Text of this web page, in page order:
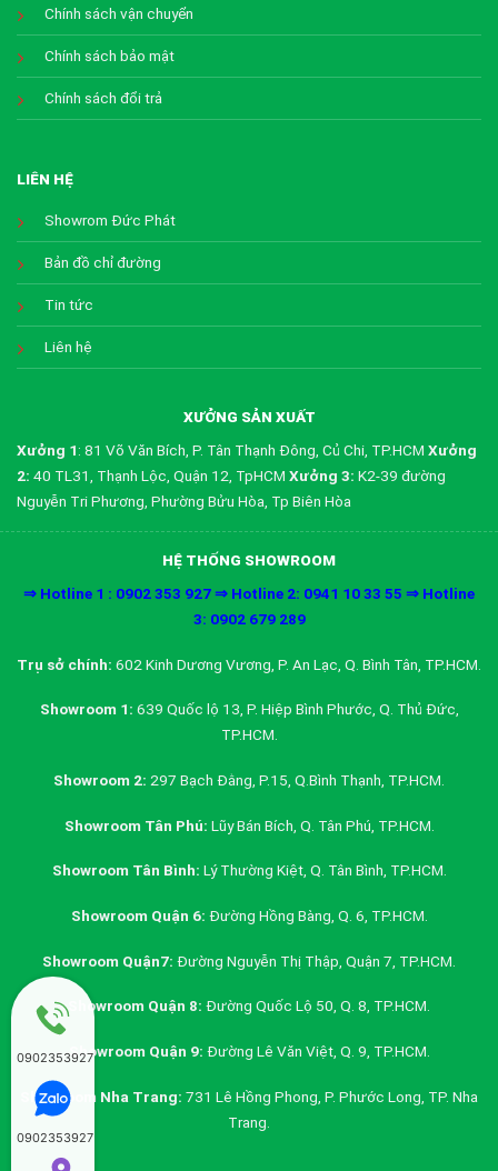
Chính sách vận chuyển
Chính sách bảo mật
Chính sách đổi trả
LIÊN HỆ
Showrom Đức Phát
Bản đồ chỉ đường
Tin tức
Liên hệ
XƯỞNG SẢN XUẤT
Xưởng 1: 81 Võ Văn Bích, P. Tân Thạnh Đông, Củ Chi, TP.HCM Xưởng
2: 40 TL31, Thạnh Lộc, Quận 12, TpHCM Xưởng 3: K2-39 đường
Nguyễn Tri Phương, Phường Bửu Hòa, Tp Biên Hòa
HỆ THỐNG SHOWROOM
⇒ Hotline 1 : 0902 353 927 ⇒ Hotline 2: 0941 10 33 55 ⇒ Hotline
3: 0902 679 289
Trụ sở chính: 602 Kinh Dương Vương, P. An Lạc, Q. Bình Tân, TP.HCM.
Showroom 1: 639 Quốc lộ 13, P. Hiệp Bình Phước, Q. Thủ Đức,
TP.HCM.
Showroom 2: 297 Bạch Đằng, P.15, Q.Bình Thạnh, TP.HCM.
Showroom Tân Phú: Lũy Bán Bích, Q. Tân Phú, TP.HCM.
Showroom Tân Bình: Lý Thường Kiệt, Q. Tân Bình, TP.HCM.
Showroom Quận 6: Đường Hồng Bàng, Q. 6, TP.HCM.
Showroom Quận7: Đường Nguyễn Thị Thập, Quận 7, TP.HCM.
Showroom Quận 8: Đường Quốc Lộ 50, Q. 8, TP.HCM.
Showroom Quận 9: Đường Lê Văn Việt, Q. 9, TP.HCM.
Showroom Nha Trang: 731 Lê Hồng Phong, P. Phước Long, TP. Nha
Trang.
0902353927
0902353927